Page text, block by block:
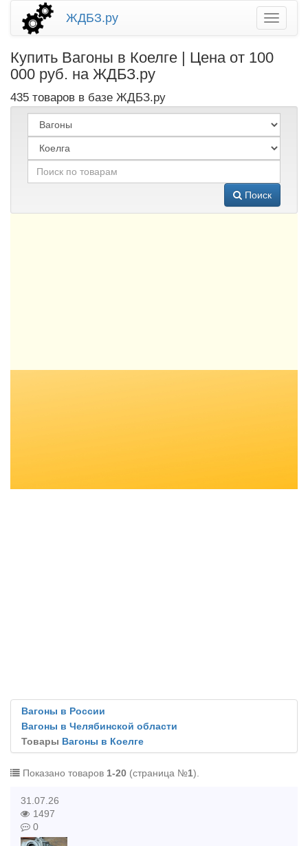
ЖДБЗ.ру
Купить Вагоны в Коелге | Цена от 100
000 руб. на ЖДБЗ.ру
435 товаров в базе ЖДБЗ.ру
Поиск
Вагоны в России
Вагоны в Челябинской области
Товары Вагоны в Коелге
Показано товаров 1-20 (страница №1).
31.07.26
1497
0